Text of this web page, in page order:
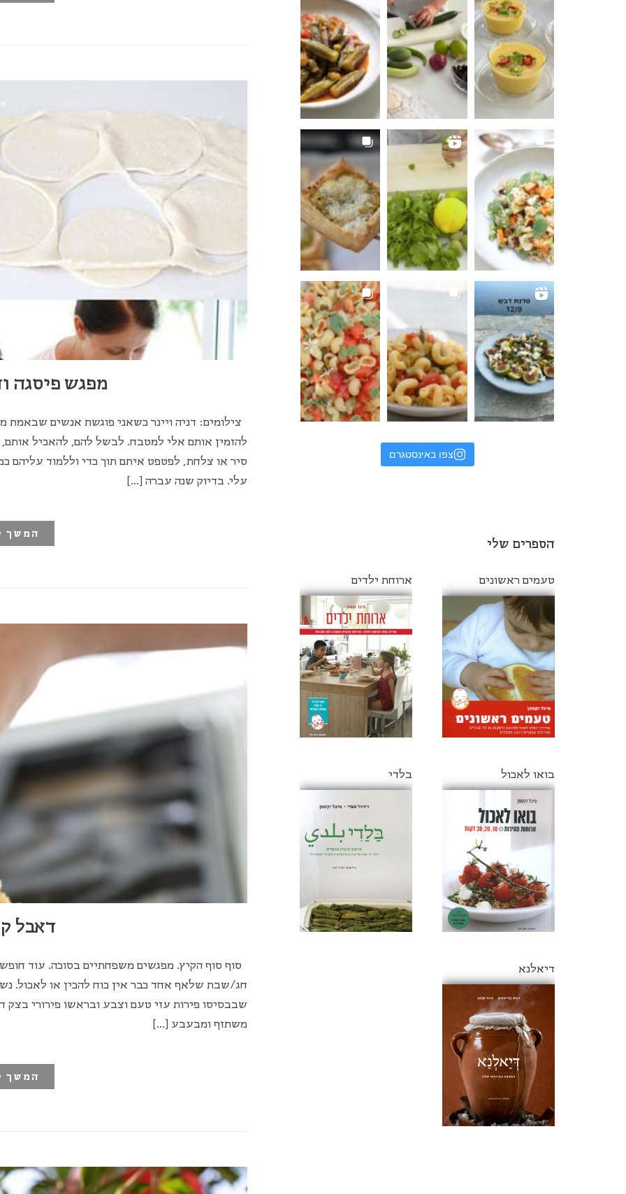
מפגש פיסגה
צילומים: דניה ויינר כשאני פוגשת אנשים שבאמת
להזמין אותם אלי למטבח. לבשל להם, להאכיל
סיר או צלחת, לפטפט איתם תוך כדי וללמוד עליהם
עלי. בדיוק שנה עברה […]
המשך
דאבל
סוף סוף הקיץ. מפגשים משפחתיים בסוכה. עוד
חג/שבת שלאף אחד כבר אין כוח להכין או לאכול.
שבבסיסו פירות עזי טעם וצבע ובראשו פירורי בצק
משתזף ומבעבע […]
המשך
צפו באינסטגרם
הספרים שלי
טעמים ראשונים ארוחת ילדים
בואו לאכול בלדי
דיאלנא